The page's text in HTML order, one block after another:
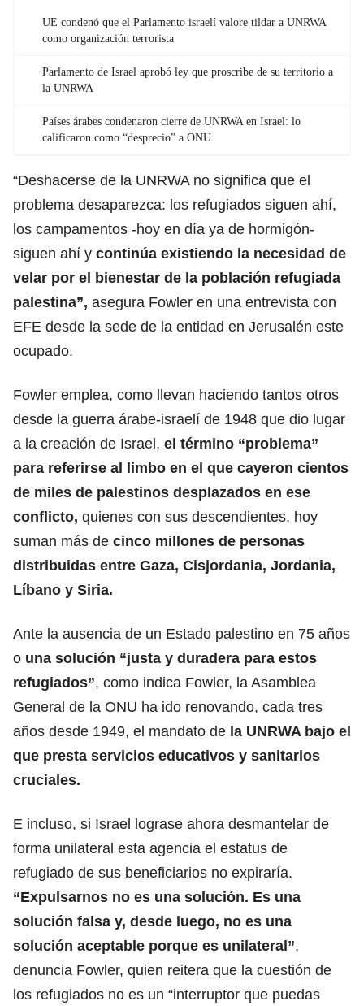
UE condenó que el Parlamento israelí valore tildar a UNRWA
como organización terrorista
Parlamento de Israel aprobó ley que proscribe de su territorio a
la UNRWA
Países árabes condenaron cierre de UNRWA en Israel: lo
calificaron como “desprecio” a ONU
“Deshacerse de la UNRWA no significa que el
problema desaparezca: los refugiados siguen ahí,
los campamentos -hoy en día ya de hormigón-
siguen ahí y continúa existiendo la necesidad de
velar por el bienestar de la población refugiada
palestina”, asegura Fowler en una entrevista con
EFE desde la sede de la entidad en Jerusalén este
ocupado.
Fowler emplea, como llevan haciendo tantos otros
desde la guerra árabe-israelí de 1948 que dio lugar
a la creación de Israel, el término “problema”
para referirse al limbo en el que cayeron cientos
de miles de palestinos desplazados en ese
conflicto, quienes con sus descendientes, hoy
suman más de cinco millones de personas
distribuidas entre Gaza, Cisjordania, Jordania,
Líbano y Siria.
Ante la ausencia de un Estado palestino en 75 años
o una solución “justa y duradera para estos
refugiados”, como indica Fowler, la Asamblea
General de la ONU ha ido renovando, cada tres
años desde 1949, el mandato de la UNRWA bajo el
que presta servicios educativos y sanitarios
cruciales.
E incluso, si Israel lograse ahora desmantelar de
forma unilateral esta agencia el estatus de
refugiado de sus beneficiarios no expiraría.
“Expulsarnos no es una solución. Es una
solución falsa y, desde luego, no es una
solución aceptable porque es unilateral”,
denuncia Fowler, quien reitera que la cuestión de
los refugiados no es un “interruptor que puedas